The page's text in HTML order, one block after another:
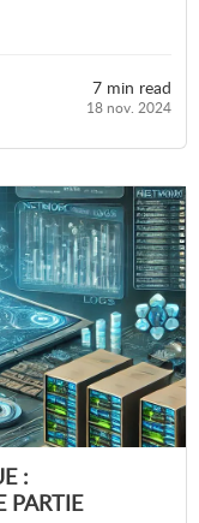
7 min read
18 nov. 2024
:
PARTIE